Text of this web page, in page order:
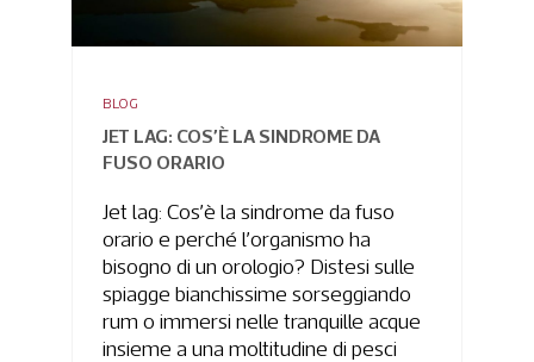
BLOG
JET LAG: COS’È LA SINDROME DA
FUSO ORARIO
Jet lag: Cos’è la sindrome da fuso
orario e perché l’organismo ha
bisogno di un orologio? Distesi sulle
spiagge bianchissime sorseggiando
rum o immersi nelle tranquille acque
insieme a una moltitudine di pesci